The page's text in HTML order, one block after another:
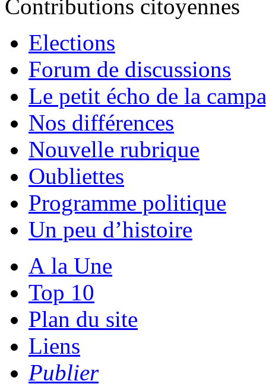
Contributions citoyennes
Elections
Forum de discussions
Le petit écho de la
Nos différences
Nouvelle rubrique
Oubliettes
Programme politique
Un peu d’histoire
A la Une
Top 10
Plan du site
Liens
Publier